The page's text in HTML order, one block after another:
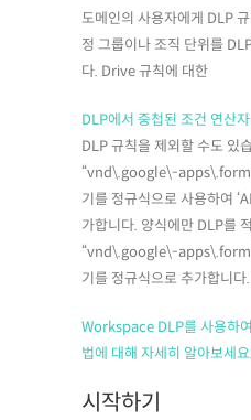
도메인의 사용자에게 DLP
정 그룹이나 조직 단위를
다. Drive 규칙에 대한
DLP에서 중첩된 조건 연산
DLP 규칙을 제외할 수도 있
“vnd\.google\-
기를 정규식으로 사용하여
가합니다. 양식에만 DLP를
“vnd\.google\-
기를 정규식으로 추가합니
Workspace DLP를 사용하
법에 대해 자세히 알아보세요.
시작하기